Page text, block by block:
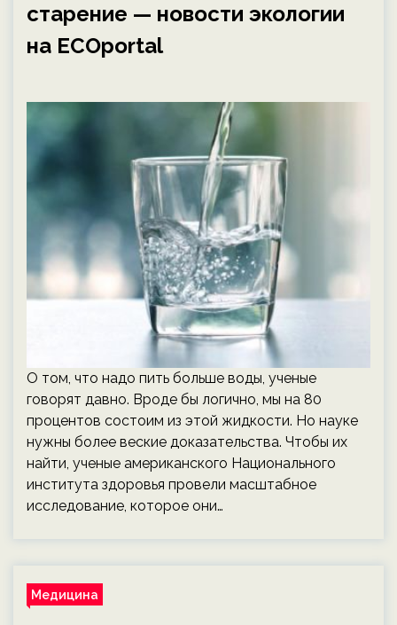
старение — новости экологии
на ECOportal
О том, что надо пить больше воды, ученые
говорят давно. Вроде бы логично, мы на 80
процентов состоим из этой жидкости. Но науке
нужны более веские доказательства. Чтобы их
найти, ученые американского Национального
института здоровья провели масштабное
исследование, которое они…
Медицина